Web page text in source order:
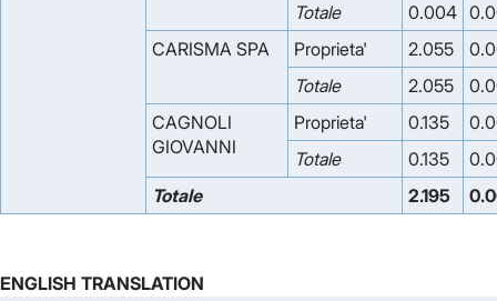
Totale
0.004
CARISMA SPA
Proprieta' 2.055
Totale
2.055
CAGNOLI
GIOVANNI
Proprieta' 0.135
Totale
0.135
Totale
2.195
ENGLISH TRANSLATION